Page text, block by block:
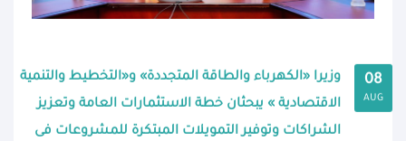
08
AUG
وزيرا «الكهرباء والطاقة المتجددة» و«التخطيط والتنمية
الاقتصادية » يبحثان خطة الاستثمارات العامة وتعزيز
الشراكات وتوفير التمويلات المبتكرة للمشروعات فى